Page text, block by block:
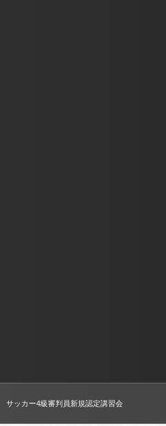
サッカー4級審判員新規認定講習会